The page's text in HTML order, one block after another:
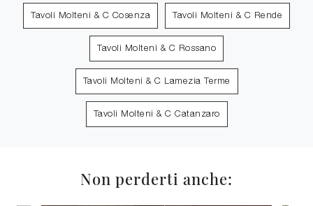
Tavoli Molteni & C Cosenza Tavoli Molteni & C Rende
Tavoli Molteni & C Rossano
Tavoli Molteni & C Lamezia Terme
Tavoli Molteni & C Catanzaro
Non perderti anche: